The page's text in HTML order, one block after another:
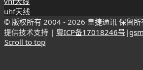
uhf天线
© 版权所有 2004 - 2026 皇捷通讯 保留
提供技术支持 | 粤ICP备17018246号 |
Scroll to top